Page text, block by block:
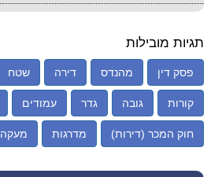
תגיות מובילות
פסק דין מהנדס דירה שטח
קורות גובה גדר עמודים
חוק המכר (דירות) מדרגות מעקה